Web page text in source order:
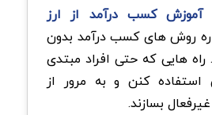
آموزش کسب درآمد از ارز
روش های کسب درآمد بدون
هایی که حتی افراد مبتدی
کنن و به مرور از
بسازند.